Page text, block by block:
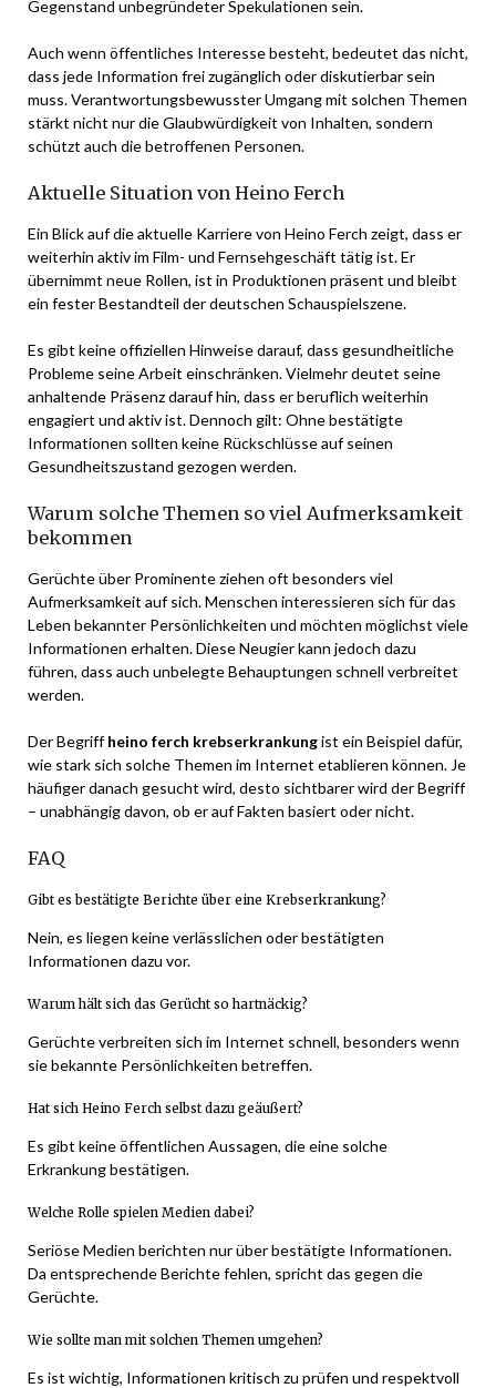
Gegenstand unbegründeter Spekulationen sein.
Auch wenn öffentliches Interesse besteht, bedeutet das nicht,
dass jede Information frei zugänglich oder diskutierbar sein
muss. Verantwortungsbewusster Umgang mit solchen Themen
stärkt nicht nur die Glaubwürdigkeit von Inhalten, sondern
schützt auch die betroffenen Personen.
Aktuelle Situation von Heino Ferch
Ein Blick auf die aktuelle Karriere von Heino Ferch zeigt, dass er
weiterhin aktiv im Film- und Fernsehgeschäft tätig ist. Er
übernimmt neue Rollen, ist in Produktionen präsent und bleibt
ein fester Bestandteil der deutschen Schauspielszene.
Es gibt keine offiziellen Hinweise darauf, dass gesundheitliche
Probleme seine Arbeit einschränken. Vielmehr deutet seine
anhaltende Präsenz darauf hin, dass er beruflich weiterhin
engagiert und aktiv ist. Dennoch gilt: Ohne bestätigte
Informationen sollten keine Rückschlüsse auf seinen
Gesundheitszustand gezogen werden.
Warum solche Themen so viel Aufmerksamkeit
bekommen
Gerüchte über Prominente ziehen oft besonders viel
Aufmerksamkeit auf sich. Menschen interessieren sich für das
Leben bekannter Persönlichkeiten und möchten möglichst viele
Informationen erhalten. Diese Neugier kann jedoch dazu
führen, dass auch unbelegte Behauptungen schnell verbreitet
werden.
Der Begriffheino ferch krebserkrankungist ein Beispiel dafür,
wie stark sich solche Themen im Internet etablieren können. Je
häufiger danach gesucht wird, desto sichtbarer wird der Begriff
– unabhängig davon, ob er auf Fakten basiert oder nicht.
FAQ
Gibt es bestätigte Berichte über eine Krebserkrankung?
Nein, es liegen keine verlässlichen oder bestätigten
Informationen dazu vor.
Warum hält sich das Gerücht so hartnäckig?
Gerüchte verbreiten sich im Internet schnell, besonders wenn
sie bekannte Persönlichkeiten betreffen.
Hat sich Heino Ferch selbst dazu geäußert?
Es gibt keine öffentlichen Aussagen, die eine solche
Erkrankung bestätigen.
Welche Rolle spielen Medien dabei?
Seriöse Medien berichten nur über bestätigte Informationen.
Da entsprechende Berichte fehlen, spricht das gegen die
Gerüchte.
Wie sollte man mit solchen Themen umgehen?
Es ist wichtig, Informationen kritisch zu prüfen und respektvoll